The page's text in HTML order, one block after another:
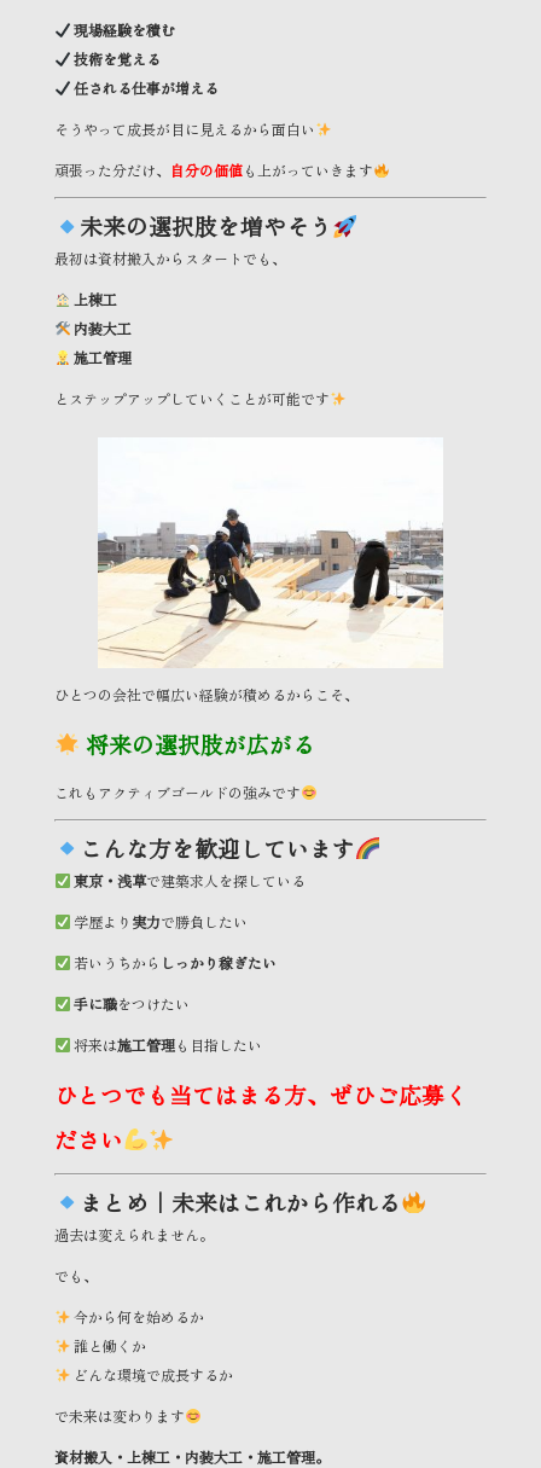
現場経験を積む
技術を覚える
任される仕事が増える
そうやって成長が目に見えるから面白い
頑張った分だけ、 自分の価値も上がっていきます
未来の選択肢を増やそう
最初は資材搬入からスタートでも、
上棟工
内装大工
施工管理
とステップアップしていくことが可能です
ひとつの会社で幅広い経験が積めるからこそ、
将来の選択肢が広がる
これもアクティブゴールドの強みです
こんな方を歓迎しています
東京・浅草で建築求人を探している
学歴より 実力で勝負したい
若いうちから しっかり稼ぎたい
手に職をつけたい
将来は施工管理も目指したい
ひとつでも当てはまる方、ぜひご応募く
ださい
まとめ｜未来はこれから作れる
過去は変えられません。
でも、
今から何を始めるか
誰と働くか
どんな環境で成長するか
で未来は変わります
資材搬入・上棟工・内装大工・施工管理。